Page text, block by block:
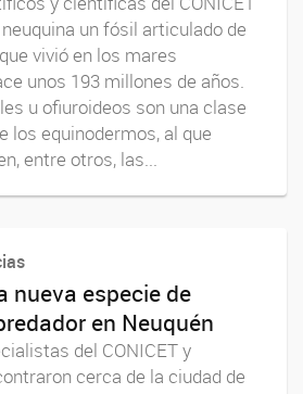
un fósil articulado de
vivió en los mares
unos 193 millones de años.
u ofiuroideos son una clase
los equinodermos, al que
entre otros, las...
nueva especie de
en Neuquén
del CONICET y
cerca de la ciudad de